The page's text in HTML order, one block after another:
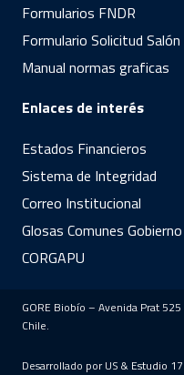
Formularios FNDR
Formulario Solicitud Salón
Manual normas graficas
Enlaces de interés
Estados Financieros
Sistema de Integridad
Correo Institucional
Glosas Comunes
CORGAPU
GORE Biobío – Avenida Prat
Chile.
Desarrollado por US & Estudio 17